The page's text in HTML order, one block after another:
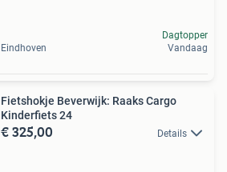
Eindhoven
Dagtopper
Vandaag
Fietshokje Beverwijk: Raaks Cargo
Kinderfiets 24
€ 325,00 Details